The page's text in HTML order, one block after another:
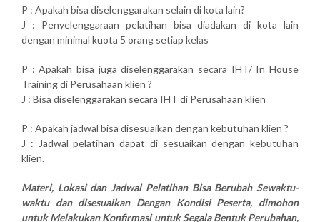
P : Apakah bisa diselenggarakan selain di kota lain?
J : Penyelenggaraan pelatihan bisa diadakan di kota lain
dengan minimal kuota 5 orang setiap kelas
P : Apakah bisa juga diselenggarakan secara IHT/ In House
Training di Perusahaan klien ?
J : Bisa diselenggarakan secara IHT di Perusahaan klien
P : Apakah jadwal bisa disesuaikan dengan kebutuhan klien ?
J : Jadwal pelatihan dapat di sesuaikan dengan kebutuhan
klien.
Materi, Lokasi dan Jadwal Pelatihan Bisa Berubah Sewaktu-
waktu dan disesuaikan Dengan Kondisi Peserta, dimohon
untuk Melakukan Konfirmasi untuk Segala Bentuk Perubahan,